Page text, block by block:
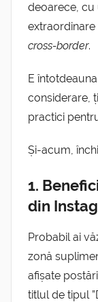
deoarece, cu
extraordinare
cross-border.
E
considerare,
practici
Și-acum,
1.
din
Probabil ai
zonă
afișate
titlul de tipul